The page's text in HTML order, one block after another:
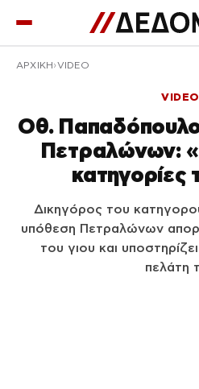
ΑΡΧΙΚΉ VIDEO
VIDEO
Οθ.
Πετραλώνων:
κατηγορίες
Δικηγόρος του
υπόθεση Πετραλώνων
του γιου και
πελάτη